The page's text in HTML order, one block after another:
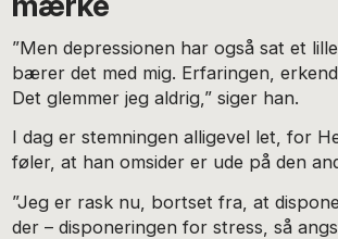
”Men depressionen har også sat et
bærer det med mig. Erfaringen,
Det glemmer jeg aldrig,” siger han.
I dag er stemningen alligevel let, for
føler, at han omsider er ude på den
”Jeg er rask nu, bortset fra, at
der – disponeringen for stress, så